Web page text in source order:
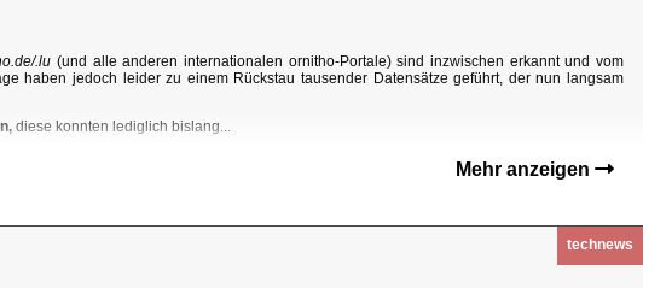
.lu (und alle anderen internationalen ornitho-Portale) sind inzwischen erkannt und vom
haben jedoch leider zu einem Rückstau tausender Datensätze geführt, der nun langsam
diese konnten lediglich bislang...
Mehr anzeigen
technews